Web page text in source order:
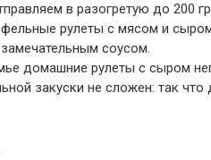
в разогретую до 200
рулеты с мясом и
соусом.
домашние рулеты с сыром
закуски не сложен: так